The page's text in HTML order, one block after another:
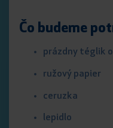
Čo budeme
prázdny téglik
ružový papier
ceruzka
lepidlo